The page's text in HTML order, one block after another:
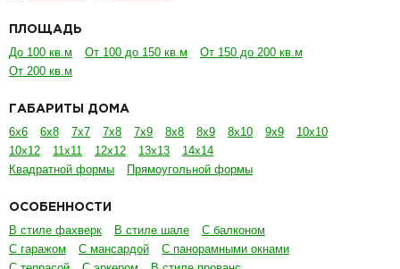
ПЛОЩАДЬ
До 100 кв.м От 100 до 150 кв.м
От 150 до 200 кв.м
От 200 кв.м
ГАБАРИТЫ ДОМА
6х6 6х8 7х7 7х8 7х9 8х8 8х9 8х10 9х9
10х10
10х12
11х11 12х12 13х13
14х14
Квадратной формы
Прямоугольной формы
ОСОБЕННОСТИ
В стиле фахверк В стиле шале
С балконом
С гаражом
С мансардой
С панорамными окнами